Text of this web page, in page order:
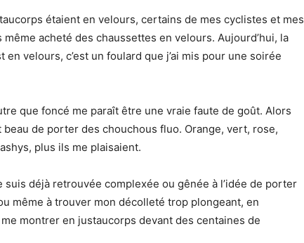
étaient en velours, certains de mes cyclistes et mes
même acheté des chaussettes en velours. Aujourd’hui, la
velours, c’est un foulard que j’ai mis pour une soirée
que foncé me paraît être une vraie faute de goût. Alors
beau de porter des chouchous fluo. Orange, vert, rose,
plus ils me plaisaient.
déjà retrouvée complexée ou gênée à l’idée de porter
même à trouver mon décolleté trop plongeant, en
montrer en justaucorps devant des centaines de